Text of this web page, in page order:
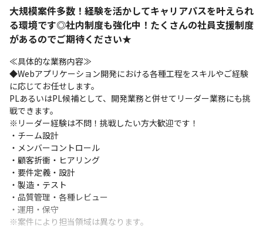
大規模案件多数！経験を活かしてキャリアパスを叶えられ
る環境です◎社内制度も強化中！たくさんの社員支援制度
があるのでご期待ください★
≪具体的な業務内容≫
◆Webアプリケーション開発における各種工程をスキルやご経験
に応じてお任せします。
PLあるいはPL候補として、開発業務と併せてリーダー業務にも挑
戦できます。
※リーダー経験は不問！挑戦したい方大歓迎です！
・チーム設計
・メンバーコントロール
・顧客折衝・ヒアリング
・要件定義・設計
・製造・テスト
・品質管理・各種レビュー
・運用・保守
※案件により担当領域は異なります。